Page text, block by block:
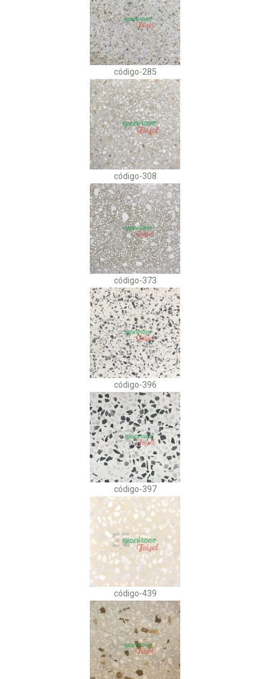
código-285
código-308
código-373
código-396
código-397
código-439